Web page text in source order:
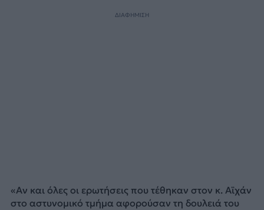
ΔΙΑΦΗΜΙΣΗ
«Αν και όλες οι ερωτήσεις που τέθηκαν στον κ. Αϊχάν
στο αστυνομικό τμήμα αφορούσαν τη δουλειά του